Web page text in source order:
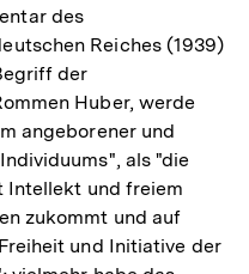
des
Reiches (1939)
der
Huber, werde
angeborener und
als "die
Intellekt und freiem
zukommt und auf
und Initiative der
Zum